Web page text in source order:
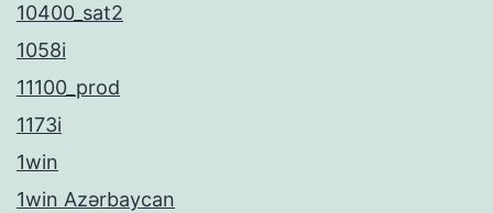
10400_sat2
1058i
11100_prod
1173i
1win
1win Azərbaycan